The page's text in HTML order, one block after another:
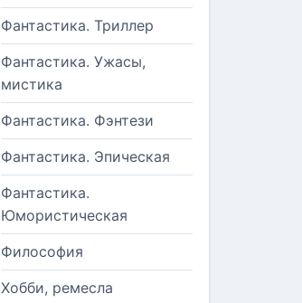
Фантастика. Триллер
Фантастика. Ужасы,
мистика
Фантастика. Фэнтези
Фантастика. Эпическая
Фантастика.
Юмористическая
Философия
Хобби, ремесла